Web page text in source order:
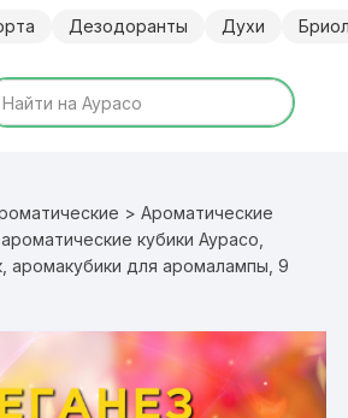
Дезодоранты Духи
>Ароматические
кубики Аурасо,
аромакубики для аромалампы, 9